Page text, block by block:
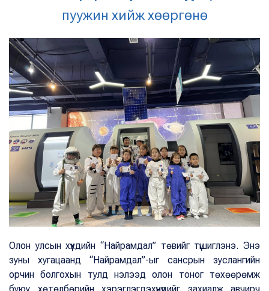
пуужин хийж хөөргөнө
Олон улсын хүүхдийн “Найрамдал” төвийг түшиглэнэ. Энэ
зуны хугацаанд “Найрамдал”-ыг сансрын зуслангийн
орчин болгохын тулд нэлээд олон тоног төхөөрөмж
буюу хөтөлбөрийн хэрэглэгдэхүүнүүдийг захиалж авчирч